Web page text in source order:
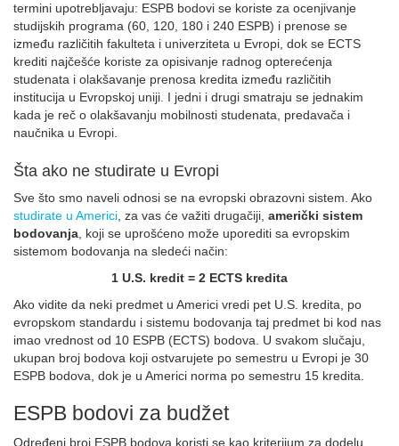
termini upotrebljavaju: ESPB bodovi se koriste za ocenjivanje
studijskih programa (60, 120, 180 i 240 ESPB) i prenose se
između različitih fakulteta i univerziteta u Evropi, dok se ECTS
krediti najčešće koriste za opisivanje radnog opterećenja
studenata i olakšavanje prenosa kredita između različitih
institucija u Evropskoj uniji. I jedni i drugi smatraju se jednakim
kada je reč o olakšavanju mobilnosti studenata, predavača i
naučnika u Evropi.
Šta ako ne studirate u Evropi
Sve što smo naveli odnosi se na evropski obrazovni sistem. Ako
studirate u Americi , za vas će važiti drugačiji, američki sistem
bodovanja , koji se uprošćeno može uporediti sa evropskim
sistemom bodovanja na sledeći način:
1 U.S. kredit = 2 ECTS kredita
Ako vidite da neki predmet u Americi vredi pet U.S. kredita, po
evropskom standardu i sistemu bodovanja taj predmet bi kod nas
imao vrednost od 10 ESPB (ECTS) bodova. U svakom slučaju,
ukupan broj bodova koji ostvarujete po semestru u Evropi je 30
ESPB bodova, dok je u Americi norma po semestru 15 kredita.
ESPB bodovi za budžet
Određeni broj ESPB bodova koristi se kao kriterijum za dodelu